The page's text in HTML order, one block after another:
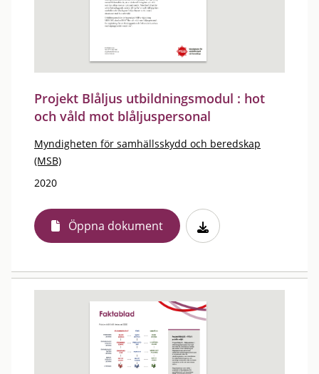
Projekt Blåljus utbildningsmodul : hot
och våld mot blåljuspersonal
Myndigheten för samhällsskydd och beredskap
(MSB)
2020
Öppna dokument